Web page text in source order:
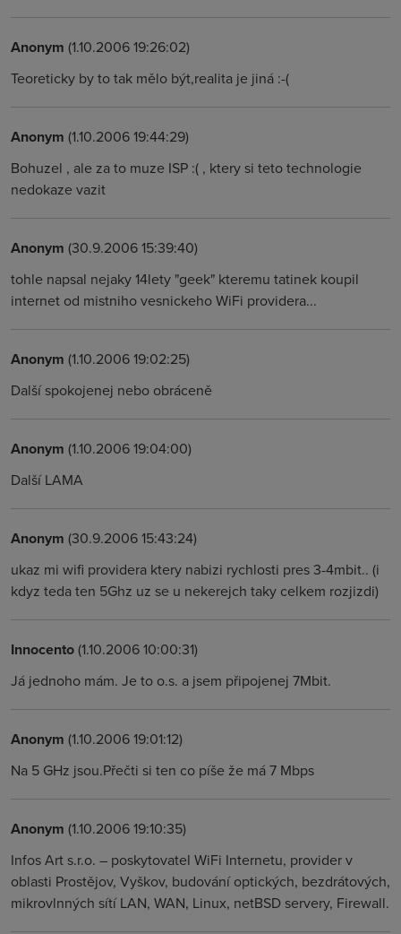
Anonym (1.10.2006 19:26:02)
Teoreticky by to tak mělo být,realita je jiná :-(
Anonym (1.10.2006 19:44:29)
Bohuzel , ale za to muze ISP :( , ktery si teto technologie
nedokaze vazit
Anonym (30.9.2006 15:39:40)
tohle napsal nejaky 14lety "geek" kteremu tatinek koupil
internet od mistniho vesnickeho WiFi providera...
Anonym (1.10.2006 19:02:25)
Další spokojenej nebo obráceně
Anonym (1.10.2006 19:04:00)
Další LAMA
Anonym (30.9.2006 15:43:24)
ukaz mi wifi providera ktery nabizi rychlosti pres 3-4mbit.. (i
kdyz teda ten 5Ghz uz se u nekerejch taky celkem rozjizdi)
Innocento(1.10.2006 10:00:31)
Já jednoho mám. Je to o.s. a jsem připojenej 7Mbit.
Anonym (1.10.2006 19:01:12)
Na 5 GHz jsou.Přečti si ten co píše že má 7 Mbps
Anonym (1.10.2006 19:10:35)
Infos Art s.r.o. – poskytovatel WiFi Internetu, provider v
oblasti Prostějov, Vyškov, budování optických, bezdrátových,
mikrovlnných sítí LAN, WAN, Linux, netBSD servery, Firewall.